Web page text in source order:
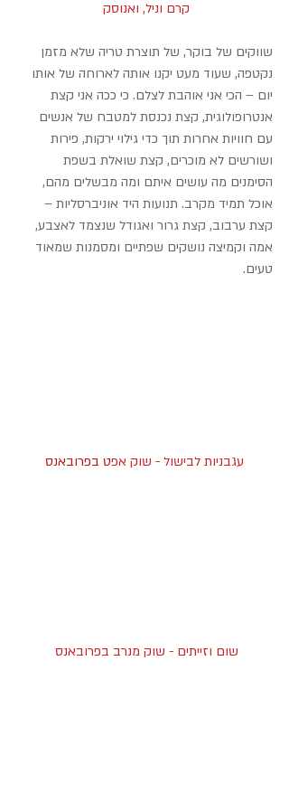
קרם וניל, ואנוסק
שווקים של בוקר, של תוצרת טריה שלא מזמן
נקטפה, שעוד מעט יקנו אותה לארוחה של אותו
יום – הכי אני אוהבת לצלם. כי ככה אני קצת
אנטרופולוגית, קצת נכנסת למטבח של אנשים
עם חוויות אחרות תוך כדי גילוי ירקות, פירות
ושורשים לא מוכרים, קצת שואלת בשפת
הסימנים מה עושים איתם ומה מבשלים מהם,
אוכל תמיד מקרב. תנועות היד אוניברסליות –
קצת ערבוב, קצת גרור ואגודל שנצמד לאצבע,
אמה וקמיצה נושקים שפתיים ומסמנות שמאוד
טעים.
עגבניות לבישול - שוק אפט בפרובאנס
שום וזייתים - שוק מנרב בפרובאנס